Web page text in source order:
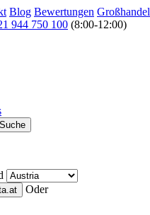
Blog Bewertungen Großhandel
944 750 100 (8:00-12:00)
Suche
Oder